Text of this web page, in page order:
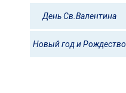
День Св.Валентина
Новый год и Рождество